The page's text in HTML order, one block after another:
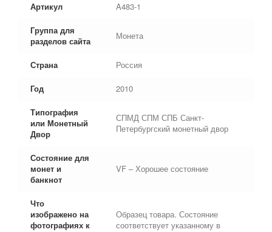
Артикул A483-1
Группа для
разделов сайта
Монета
Страна Россия
Год 2010
Типография
или Монетный
Двор
СПМД СПМ СПБ Санкт-
Петербургский монетный двор
Состояние для
монет и
банкнот
VF – Хорошее состояние
Что
изображено на
фотографиях к
Образец товара. Состояние
соответствует указанному в